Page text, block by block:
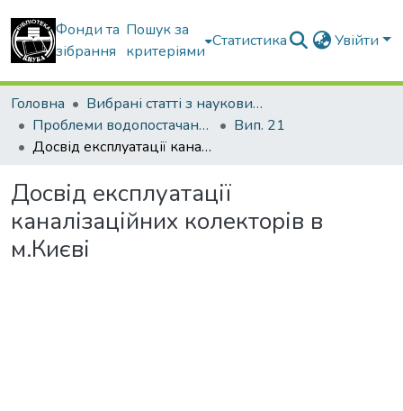
Фонди та
зібрання
Пошук за
критеріями
Статистика Увійти
Головна
Вибрані статті з наукових збірників КНУБА
Проблеми водопостачання, водовідведення та гідравліки
Вип. 21
Досвід експлуатації каналізаційних колекторів в м.Києві
Досвід експлуатації
каналізаційних колекторів в
м.Києві